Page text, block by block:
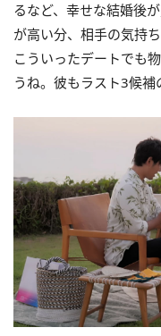
るなど、幸せな結婚後
が高い分、相手の気持
こういったデートでも
うね。彼もラスト3候補